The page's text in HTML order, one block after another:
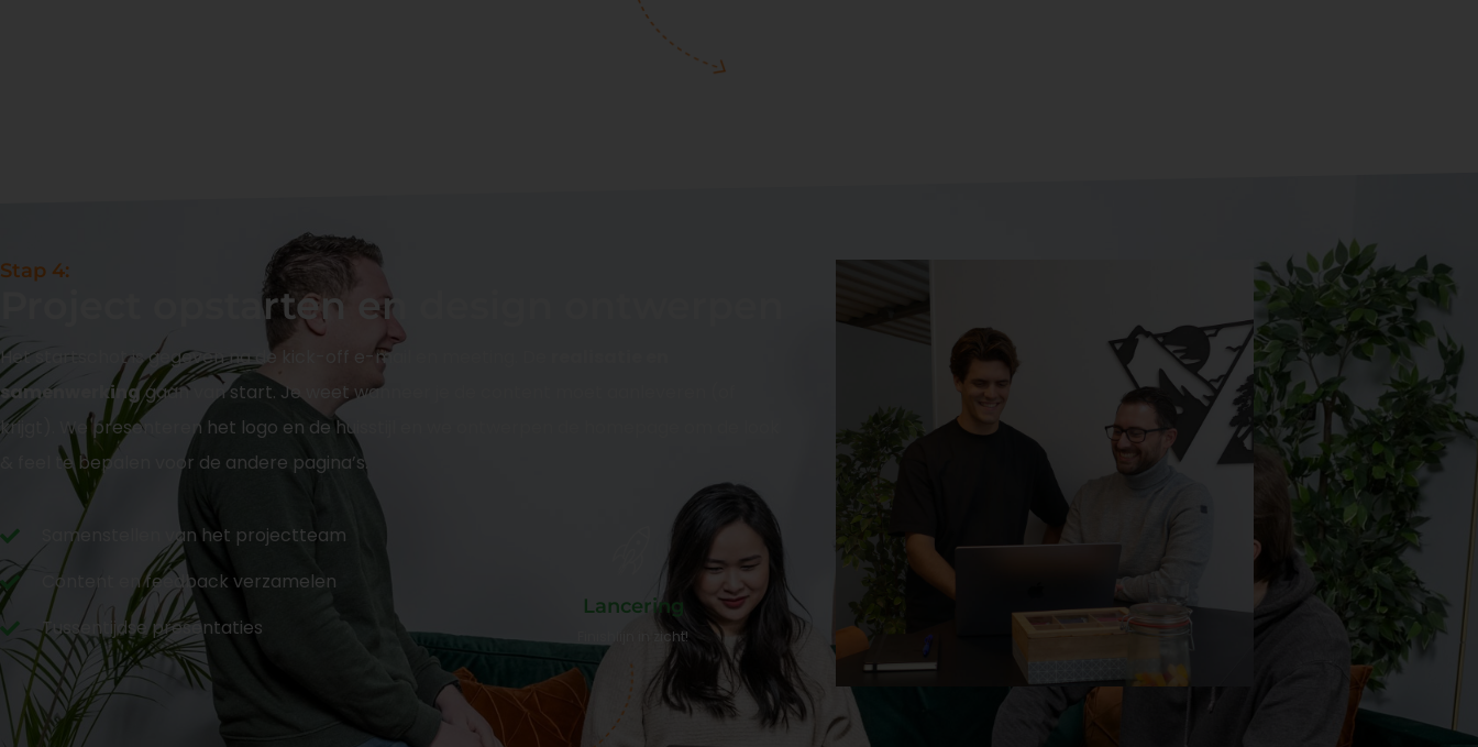
Stap 4:
Project opstarten en design ontwerpen
Het startschot is gegeven na de kick-off e-mail en meeting. De
samenwerkinggaan van start. Je weet wanneer je de content moet aanleveren (of
krijgt). We presenteren het logo en de huisstijl en we ontwerpen de homepage om de look
& feel te bepalen voor de andere pagina’s.
Samenstellen van het projectteam
Content en feedback verzamelen
Tussentijdse presentaties
Lancering
Finishlijn in zicht!